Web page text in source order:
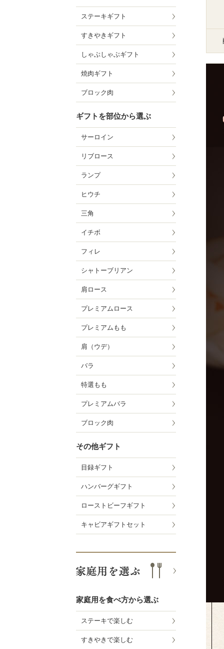
ステーキギフト
すきやきギフト
しゃぶしゃぶギフト
焼肉ギフト
ブロック肉
ギフトを部位から選ぶ
サーロイン
リブロース
ランプ
ヒウチ
三角
イチボ
フィレ
シャトーブリアン
肩ロース
プレミアムロース
プレミアムもも
肩（ウデ）
バラ
特選もも
プレミアムバラ
ブロック肉
その他ギフト
目録ギフト
ハンバーグギフト
ローストビーフギフト
キャビアギフトセット
家庭用を食べ方から選ぶ
ステーキで楽しむ
すきやきで楽しむ